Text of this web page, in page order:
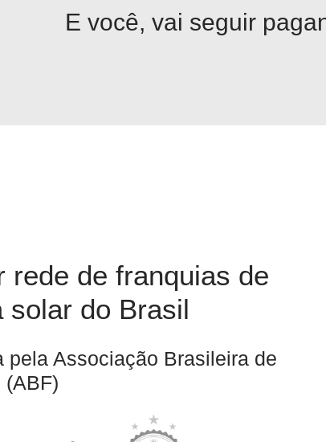
E você, vai seguir
rede de franquias de
solar do Brasil
pela Associação Brasileira de
(ABF)